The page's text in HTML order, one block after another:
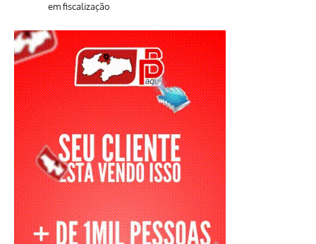
em fiscalização